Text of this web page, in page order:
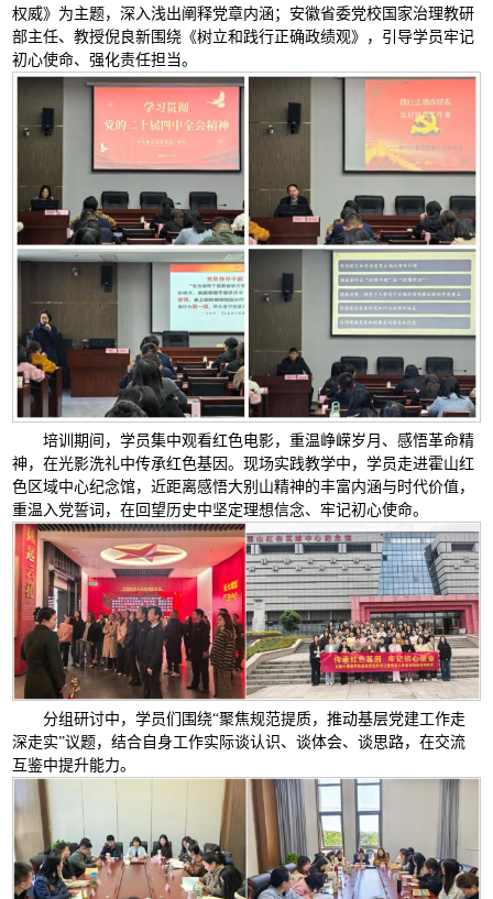
权威》为主题，深入浅出阐释党章内涵；安徽省委党校国家治理教研
部主任、教授倪良新围绕《树立和践行正确政绩观》，引导学员牢记
初心使命、强化责任担当。
培训期间，学员集中观看红色电影，重温峥嵘岁月、感悟革命精
神，在光影洗礼中传承红色基因。现场实践教学中，学员走进霍山红
色区域中心纪念馆，近距离感悟大别山精神的丰富内涵与时代价值，
重温入党誓词，在回望历史中坚定理想信念、牢记初心使命。
分组研讨中，学员们围绕“聚焦规范提质，推动基层党建工作走
深走实”议题，结合自身工作实际谈认识、谈体会、谈思路，在交流
互鉴中提升能力。